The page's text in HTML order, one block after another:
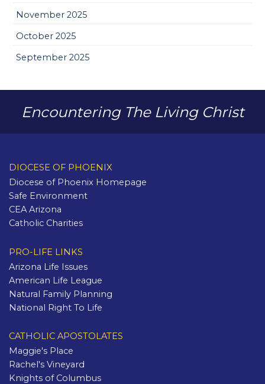
November 2025
October 2025
September 2025
Encountering The Living Christ
DIOCESE OF PHOENIX
Diocese of Phoenix Homepage
Safe Environment
CEA Arizona
Catholic Charities
PRO-LIFE LINKS
Arizona Life Issues
American Life League
Natural Family Planning
National Right To Life
CATHOLIC APOSTOLATES
Maggie's Place
Rachel's Vineyard
Knights of Columbus